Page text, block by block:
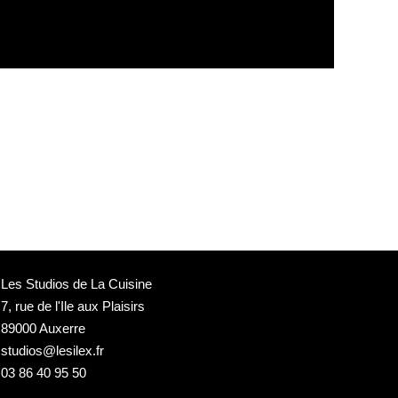
Les Studios de La Cuisine
7, rue de l'Ile aux Plaisirs
89000 Auxerre
studios@lesilex.fr
03 86 40 95 50